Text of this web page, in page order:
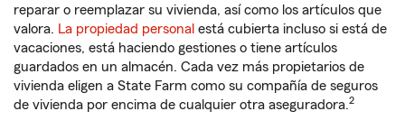
reparar o reemplazar su vivienda, así como los artículos que
valora. La propiedad personal está cubierta incluso si está de
vacaciones, está haciendo gestiones o tiene artículos
guardados en un almacén. Cada vez más propietarios de
vivienda eligen a State Farm como su compañía de seguros
de vivienda por encima de cualquier otra aseguradora.2